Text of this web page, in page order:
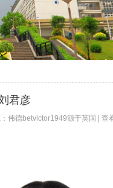
君彦
伟德betvlctor1949源于英国 | 查